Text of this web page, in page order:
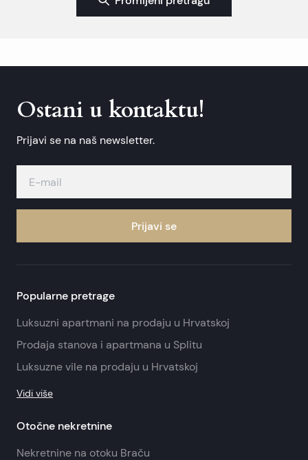
Ostani u kontaktu!
Prijavi se na naš newsletter.
Prijavi se
Popularne pretrage
Luksuzni apartmani na prodaju u Hrvatskoj
Prodaja stanova i apartmana u Splitu
Luksuzne vile na prodaju u Hrvatskoj
Vidi više
Otočne nekretnine
Nekretnine na otoku Braču